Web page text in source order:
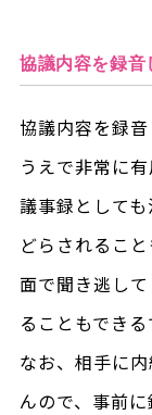
協議内容を録音
協議内容を録
うえで非常に有
議事録として
どらされるこ
面で聞き逃し
ることもできる
なお、相手に
んので、事前